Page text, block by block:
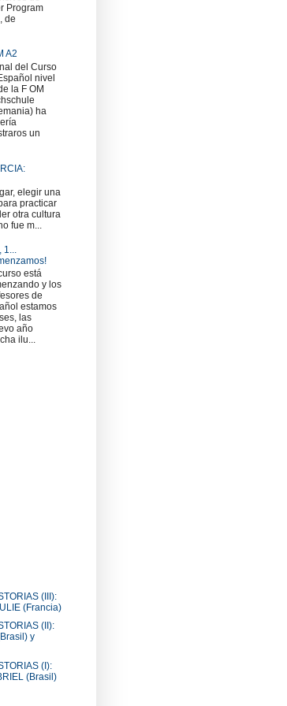
Program
de
A2
del Curso
nivel
la F OM
ha
un
elegir una
practicar
otra cultura
fue m...
está
y los
de
estamos
las
año
ilu...
(III):
(Francia)
(II):
y
(I):
(Brasil)